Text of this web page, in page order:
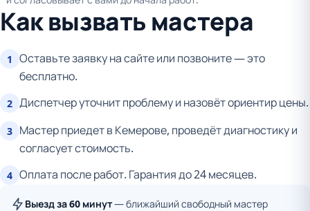
Как вызвать мастера
1
Оставьте заявку на сайте или позвоните — это
бесплатно.
2 Диспетчер уточнит проблему и назовёт ориентир цены.
3 Мастер приедет в Кемерове, проведёт диагностику и
согласует стоимость.
4 Оплата после работ. Гарантия до 24 месяцев.
Выезд за 60 минут— ближайший свободный мастер